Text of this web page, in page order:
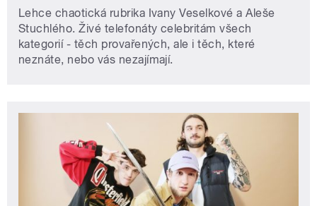
Lehce chaotická rubrika Ivany Veselkové a Aleše
Stuchlého. Živé telefonáty celebritám všech
kategorií - těch provařených, ale i těch, které
neznáte, nebo vás nezajímají.